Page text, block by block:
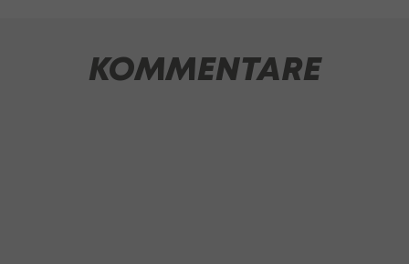
KOMMENTARE